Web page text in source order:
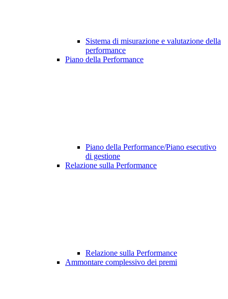
Sistema di misurazione e valutazione della
performance
Piano della Performance
Piano della Performance/Piano esecutivo
di gestione
Relazione sulla Performance
Relazione sulla Performance
Ammontare complessivo dei premi